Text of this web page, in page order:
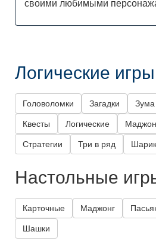
своими любимыми
Логические игры
Головоломки Загадки Зума
Квесты Логические
Стратегии Три в ряд
Настольные
Карточные Маджонг
Шашки